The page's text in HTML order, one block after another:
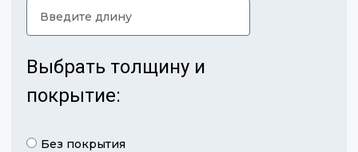
Выбрать толщину и
покрытие:
Без покрытия